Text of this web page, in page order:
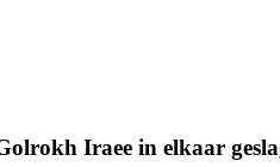
Iraee in elkaar